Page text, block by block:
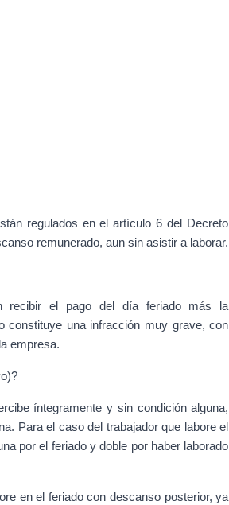
regulados en el artículo 6 del Decreto
remunerado, aun sin asistir a laborar.
recibir el pago del día feriado más la
constituye una infracción muy grave, con
empresa.
íntegramente y sin condición alguna,
Para el caso del trabajador que labore el
por el feriado y doble por haber laborado
en el feriado con descanso posterior, ya